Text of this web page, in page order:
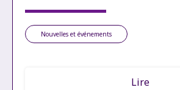
Nouvelles et événements
Lire